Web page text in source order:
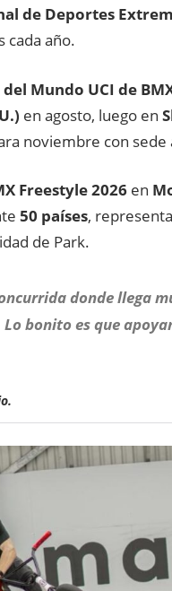
de Deportes
cada año.
del Mundo UCI de
en agosto, luego en
noviembre con
Freestyle 2026 en
50 países,
de Park.
donde llega
bonito es que